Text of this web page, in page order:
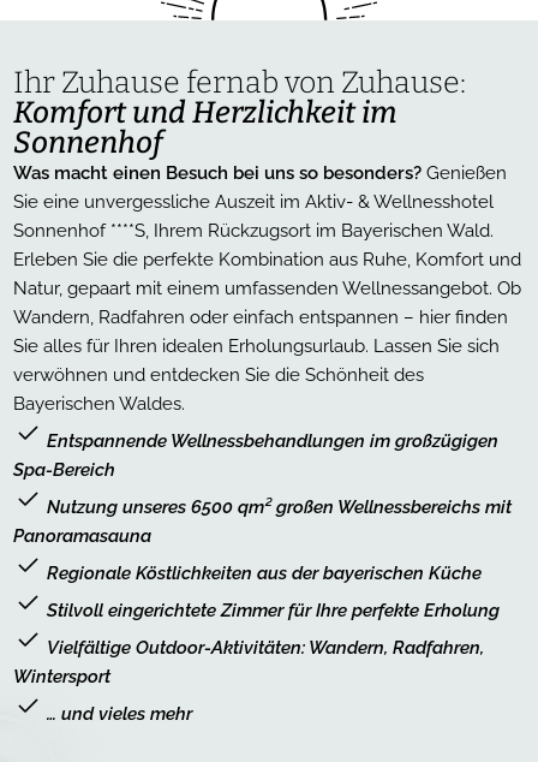
Ihr Zuhause fernab von Zuhause:
Komfort und Herzlichkeit im
Sonnenhof
Was macht einen Besuch bei uns so besonders? Genießen
Sie eine unvergessliche Auszeit im Aktiv- & Wellnesshotel
Sonnenhof ****S, Ihrem Rückzugsort im Bayerischen Wald.
Erleben Sie die perfekte Kombination aus Ruhe, Komfort und
Natur, gepaart mit einem umfassenden Wellnessangebot. Ob
Wandern, Radfahren oder einfach entspannen – hier finden
Sie alles für Ihren idealen Erholungsurlaub. Lassen Sie sich
verwöhnen und entdecken Sie die Schönheit des
Bayerischen Waldes.
Entspannende Wellnessbehandlungen im großzügigen
Spa-Bereich
Nutzung unseres 6500 qm² großen Wellnessbereichs mit
Panoramasauna
Regionale Köstlichkeiten aus der bayerischen Küche
Stilvoll eingerichtete Zimmer für Ihre perfekte Erholung
Vielfältige Outdoor-Aktivitäten: Wandern, Radfahren,
Wintersport
… und vieles mehr